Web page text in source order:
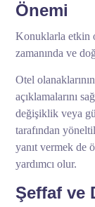
Önemi
Konuklarla etkin
zamanında ve
Otel
açıklamalarını
değişiklik veya
tarafından
yanıt vermek de
yardımcı olur.
Şeffaf ve